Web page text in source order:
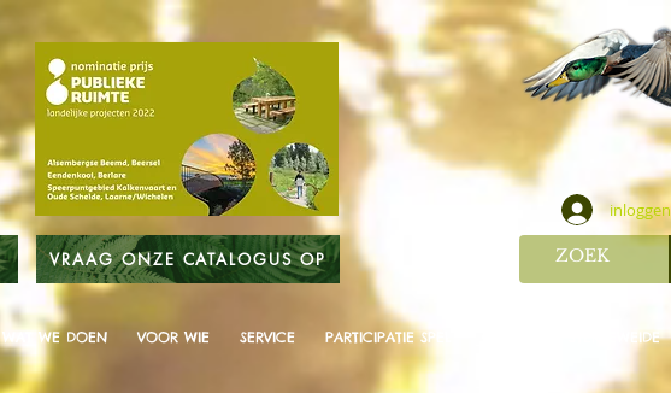
VRAAG ONZE CATALOGUS OP
inloggen
WAT WE DOEN VOOR WIE SERVICE PARTICIPATIE SPEL STERREWEIDE